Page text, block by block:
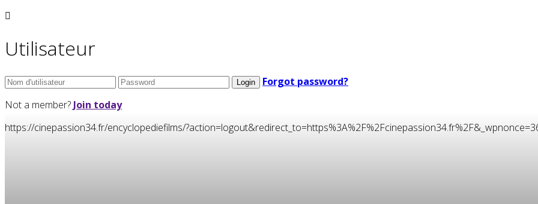
Utilisateur
Forgot password?
Not a member? Join today
https://cinepassion34.fr/encyclopediefilms/